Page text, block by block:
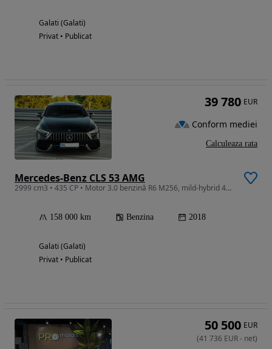
Galati (Galati)
Privat • Publicat
Mercedes-Benz CLS 53 AMG
2999 cm3 • 435 CP • Motor 3.0 benzină R6 M256, mild-hybrid 48V (putere mărită) Tracțiune
158 000 km Benzina 2018
Galati (Galati)
Privat • Publicat
39 780 EUR
Conform mediei
Calculeaza rata
50 500 EUR
(41 736 EUR- net)